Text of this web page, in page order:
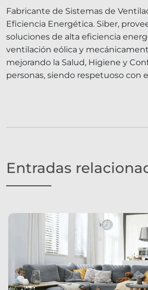
Fabricante de Sistemas de
Eficiencia Energética. Siber,
soluciones de alta eficiencia
ventilación eólica y
mejorando la Salud, Higiene y
personas, siendo respetuoso con
Entradas